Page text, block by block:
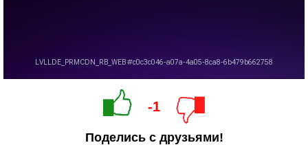
-1
Поделись с друзьями!